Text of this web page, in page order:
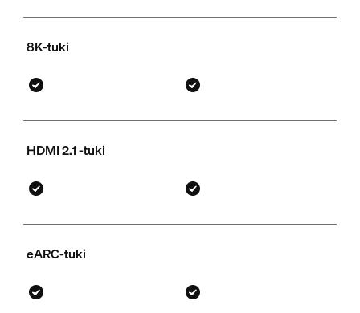
8K-tuki
HDMI 2.1 -tuki
eARC-tuki